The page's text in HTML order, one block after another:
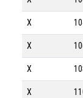
X
X
X
X